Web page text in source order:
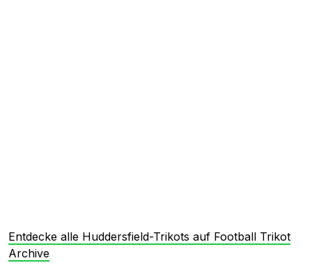
Entdecke alle Huddersfield-Trikots auf Football Trikot
Archive